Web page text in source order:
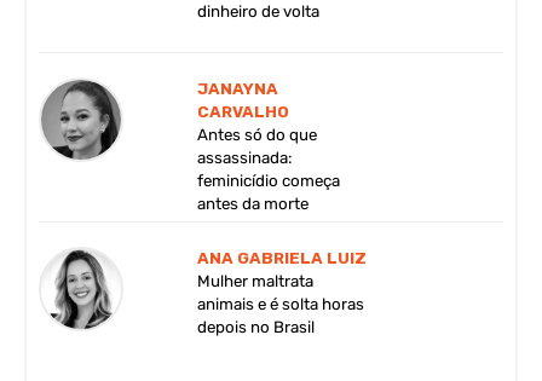
dinheiro de volta
JANAYNA
CARVALHO
Antes só do que
assassinada:
feminicídio começa
antes da morte
ANA GABRIELA LUIZ
Mulher maltrata
animais e é solta horas
depois no Brasil